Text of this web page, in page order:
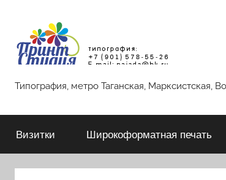
содержимому
Типография
Принт-
Студия
Типография, метро Таганская, Марксистская,
Визитки Широкоформатная печать